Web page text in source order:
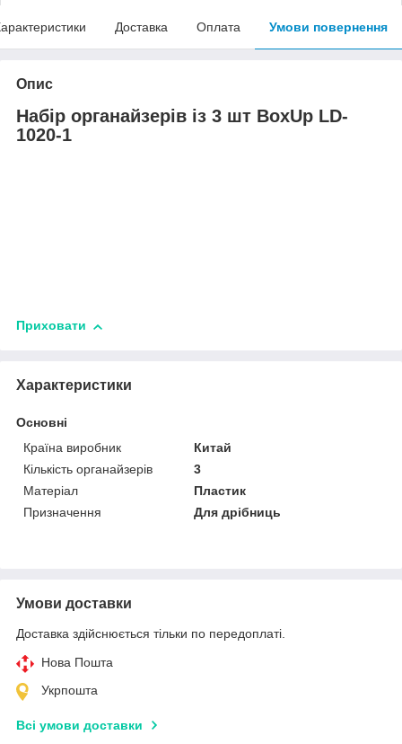
Доставка Оплата Умови повернення
Опис
Набір органайзерів із 3 шт BoxUp LD-
1020-1
Приховати
Характеристики
Основні
Країна виробник
Китай
Кількість органайзерів
3
Матеріал
Пластик
Призначення
Для дрібниць
Умови доставки
Доставка здійснюється тільки по передоплаті.
Нова Пошта
Укрпошта
Всі умови доставки